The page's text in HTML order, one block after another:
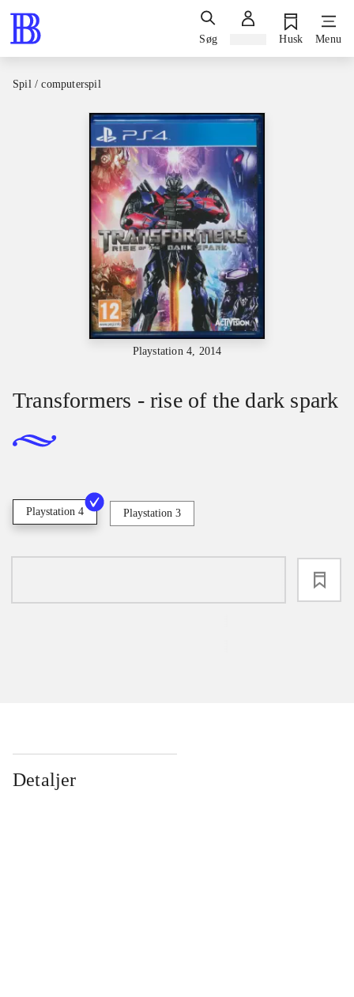
Søg Husk Menu
Spil / computerspil
Playstation 4, 2014
Transformers - rise of the dark spark
Playstation 4 Playstation 3
Detaljer